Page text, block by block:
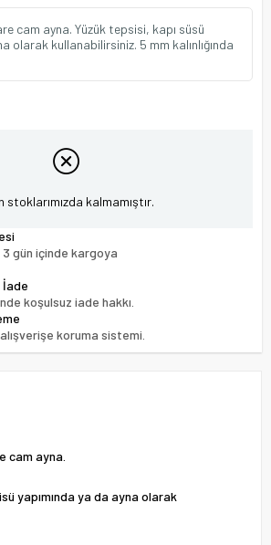
cam ayna. Yüzük tepsisi, kapı süsü
olarak kullanabilirsiniz. 5 mm kalınlığında
stoklarımızda kalmamıştır.
gün içinde kargoya
İade
koşulsuz iade hakkı.
koruma sistemi.
cam ayna.
yapımında ya da ayna olarak